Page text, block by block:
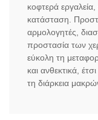
κοφτερά
κατάσταση.
αρμολογητές,
προστασία των
εύκολη τη
και ανθεκτικά,
τη διάρκεια